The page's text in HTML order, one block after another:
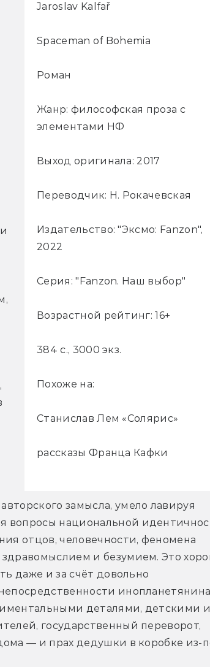
Jaroslav Kalfař
Spaceman of Bohemia
Роман
Жанр: философская проза с
элементами НФ
Выход оригинала: 2017
Переводчик: Н. Рокачевская
Издательство: "Эксмо: Fanzon",
2022
Серия: "Fanzon. Наш выбор"
Возрастной рейтинг: 16+
384 с., 3000 экз.
Похоже на:
Станислав Лем «Солярис»
рассказы Франца Кафки
замысла, умело лавируя
вопросы национальной
отцов, человечности, феномена
и безумием. Это
даже и за счёт довольно
деталями, детскими и
государственный переворот,
— и прах дедушки в коробке из-